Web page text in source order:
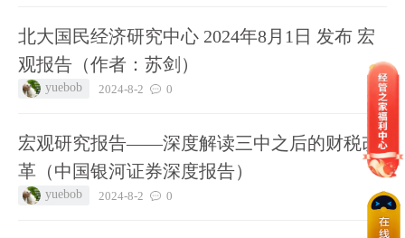
北大国民经济研究中心 2024年8月1日 发布 宏
观报告（作者：苏剑）
yuebob 2024-8-2 0
宏观研究报告——深度解读三中之后的财税改
革（中国银河证券深度报告）
yuebob 2024-8-2 0